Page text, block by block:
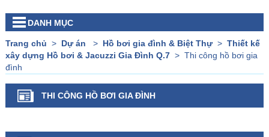
DANH MỤC
Trang chủ > Dự án > Hồ bơi gia đình & Biệt Thự> Thiết kế
xây dựng Hồ bơi & Jacuzzi Gia Đình Q.7> Thi công hồ bơi gia
đình
THI CÔNG HỒ BƠI GIA ĐÌNH